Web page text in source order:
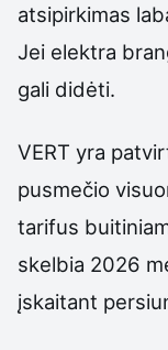
atsipirkimas
Jei elektra
gali didėti.
VERT yra
pusmečio
tarifus
skelbia 2026
įskaitant